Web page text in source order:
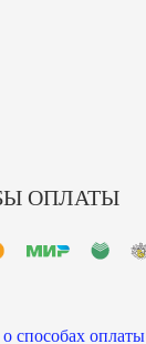
ОПЛАТЫ
способах оплаты